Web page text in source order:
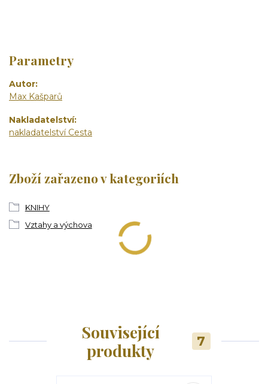
Parametry
Autor
Max Kašparů
Nakladatelství
nakladatelství Cesta
Zboží zařazeno v kategoriích
KNIHY
Vztahy a výchova
Související
produkty
7